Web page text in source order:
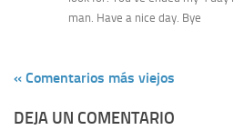
man. Have a nice day. Bye
« Comentarios más viejos
DEJA UN COMENTARIO